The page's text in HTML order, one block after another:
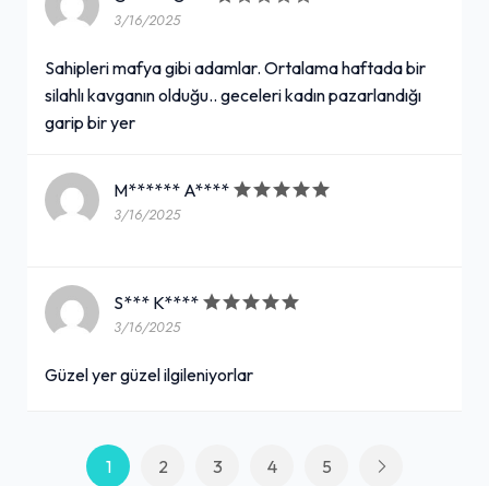
3/16/2025
Sahipleri mafya gibi adamlar. Ortalama haftada bir
silahlı kavganın olduğu.. geceleri kadın pazarlandığı
garip bir yer
M****** A****
3/16/2025
S*** K****
3/16/2025
Güzel yer güzel ilgileniyorlar
1 2 3 4 5